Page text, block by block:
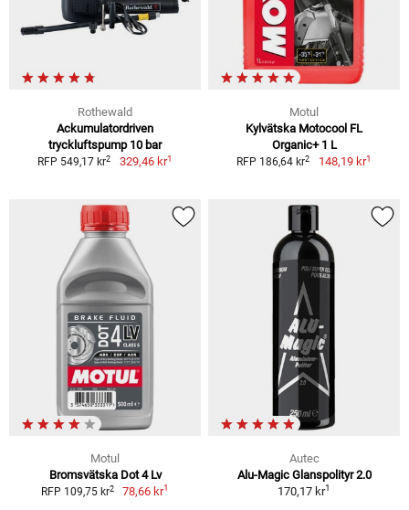
Rothewald
Ackumulatordriven
tryckluftspump 10 bar
RFP 549,17 kr2 329,46 kr1
Motul
Kylvätska Motocool FL
Organic+ 1 L
RFP 186,64 kr2 148,19 kr1
Motul
Bromsvätska Dot 4 Lv
RFP 109,75 kr2 78,66 kr1
Autec
Alu-Magic Glanspolityr 2.0
170,17 kr1